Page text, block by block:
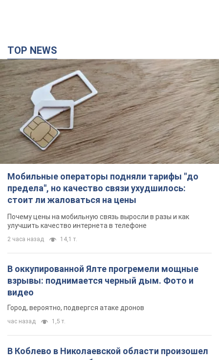
Мобильные операторы подняли тарифы "до
предела", но качество связи ухудшилось:
стоит ли жаловаться на цены
Почему цены на мобильную связь выросли в разы и как
улучшить качество интернета в телефоне
2 часа назад 14,1 т.
В оккупированной Ялте прогремели мощные
взрывы: поднимается черный дым. Фото и
видео
час назад 1,5 т.
В Коблево в Николаевской области произошел
взрыв в море: погиб мужчина, есть
пострадавшие
Мужчина, вероятно, подорвался на морской мине
2 часа назад 2,6 т.